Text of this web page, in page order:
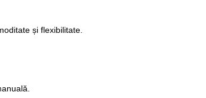
și flexibilitate.